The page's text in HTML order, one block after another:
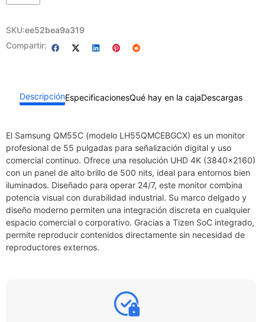
SKU:ee52bea9a319
Compartir:
DescripciónEspecificacionesQué hay en la cajaDescargas
El Samsung QM55C (modelo LH55QMCEBGCX) es un monitor
profesional de 55 pulgadas para señalización digital y uso
comercial continuo. Ofrece una resolución UHD 4K (3840×2160)
con un panel de alto brillo de 500 nits, ideal para entornos bien
iluminados. Diseñado para operar 24/7, este monitor combina
potencia visual con durabilidad industrial. Su marco delgado y
diseño moderno permiten una integración discreta en cualquier
espacio comercial o corporativo. Gracias a Tizen SoC integrado,
permite reproducir contenidos directamente sin necesidad de
reproductores externos.